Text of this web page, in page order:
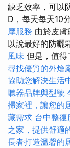
缺乏效率，可以
D，每天每天10
摩服務 由於皮
以說最好的防曬
風味 但是，值得
尋找優質的外燴
協助您解決生活
聽器品牌與型號
掃家裡，讓您的
藏需求 台中整
之家，提供舒適
長者打造溫馨的